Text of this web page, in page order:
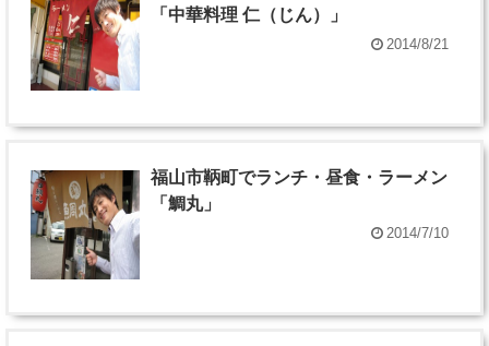
「中華料理 仁（じん）」
2014/8/21
福山市鞆町でランチ・昼食・ラーメン
「鯛丸」
2014/7/10